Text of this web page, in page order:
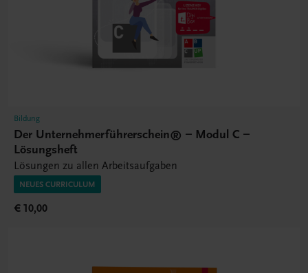
Bildung
Der Unternehmerführerschein® – Modul C –
Lösungsheft
Lösungen zu allen Arbeitsaufgaben
NEUES CURRICULUM
€ 10,00